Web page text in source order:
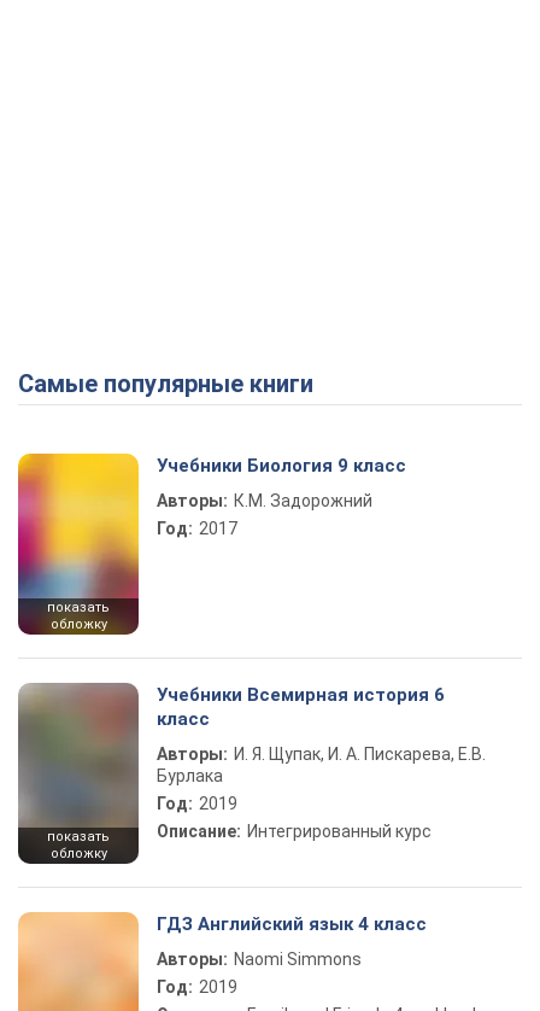
Самые популярные книги
показать
обложку
Учебники Биология 9 класс
Авторы: К.М. Задорожний
Год: 2017
показать
обложку
Учебники Всемирная история 6
класс
Авторы: И. Я. Щупак, И. А. Пискарева, Е.В.
Бурлака
Год: 2019
Описание: Интегрированный курс
ГДЗ Английский язык 4 класс
Авторы: Naomi Simmons
Год: 2019